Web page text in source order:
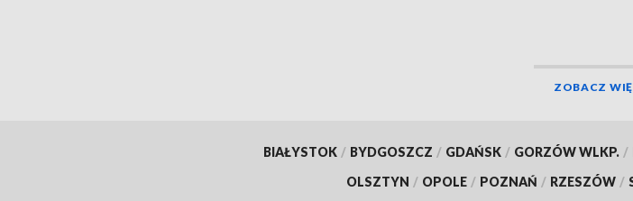
ZOBACZ
BIAŁYSTOK / BYDGOSZCZ / GDAŃSK / GORZÓW WLKP. /
OLSZTYN / OPOLE / POZNAŃ / RZESZÓW /